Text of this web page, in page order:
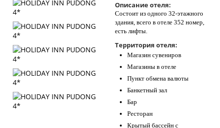
Описание отеля:
Состоит из одного 32-этажного
здания, всего в отеле 352 номер,
есть лифты.
Территория отеля:
Магазин сувениров
Магазины в отеле
Пункт обмена валюты
Банкетный зал
Бар
Ресторан
Крытый бассейн с